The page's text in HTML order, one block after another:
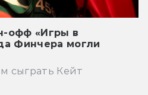
офф «Игры в
Финчера могли
сыграть Кейт